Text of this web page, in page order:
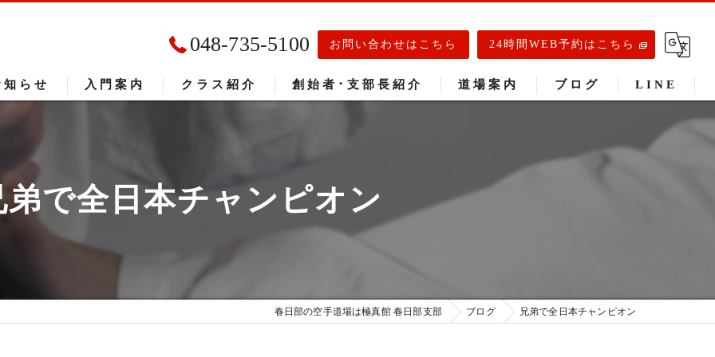
048-735-5100 お問い合わせはこちら 24時間WEB予約はこちら
知らせ 入門案内 クラス紹介 創始者･支部長紹介 道場案内 ブログ LINE
弟で全日本チャンピオン
春日部の空手道場は極真館 春日部支部 ブログ 兄弟で全日本チャンピオン